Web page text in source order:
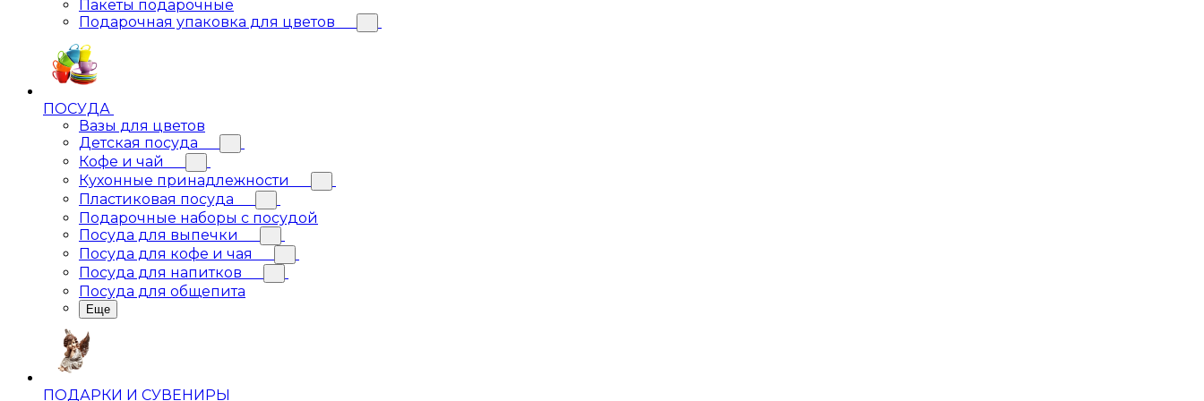
Пакеты подарочные
Подарочная упаковка для цветов
ПОСУДА
Вазы для цветов
Детская посуда
Кофе и чай
Кухонные принадлежности
Пластиковая посуда
Подарочные наборы с посудой
Посуда для выпечки
Посуда для кофе и чая
Посуда для напитков
Посуда для общепита
Еще
ПОДАРКИ И СУВЕНИРЫ